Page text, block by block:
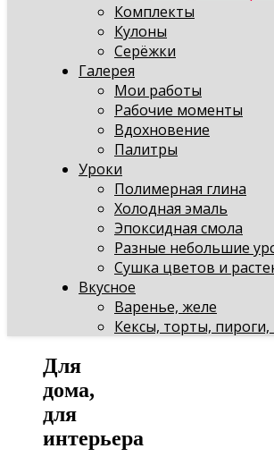
Комплекты
Кулоны
Серёжки
Галерея
Мои работы
Рабочие моменты
Вдохновение
Палитры
Уроки
Полимерная глина
Холодная эмаль
Эпоксидная смола
Разные небольшие
Сушка цветов и
Вкусное
Варенье, желе
Кексы, торты, пироги,
Для
дома,
для
интерьера